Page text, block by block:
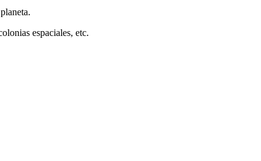
espaciales, etc.